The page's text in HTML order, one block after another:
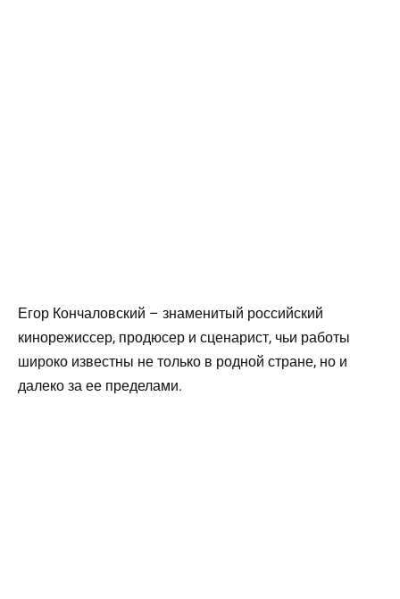
Егор Кончаловский – знаменитый российский
кинорежиссер, продюсер и сценарист, чьи работы
широко известны не только в родной стране, но и
далеко за ее пределами.